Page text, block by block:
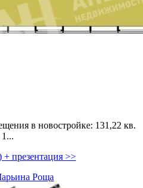
в новостройке: 131,­22 кв.
презентация >>
Роща